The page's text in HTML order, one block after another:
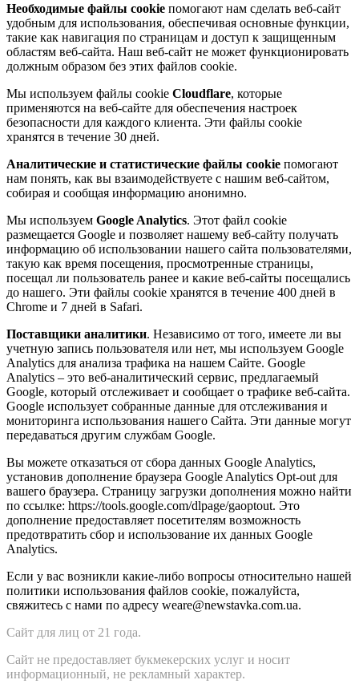
Необходимые файлы cookie помогают нам сделать веб-сайт
удобным для использования, обеспечивая основные функции,
такие как навигация по страницам и доступ к защищенным
областям веб-сайта. Наш веб-сайт не может функционировать
должным образом без этих файлов cookie.
Мы используем файлы cookie Cloudflare, которые
применяются на веб-сайте для обеспечения настроек
безопасности для каждого клиента. Эти файлы cookie
хранятся в течение 30 дней.
Аналитические и статистические файлы cookie помогают
нам понять, как вы взаимодействуете с нашим веб-сайтом,
собирая и сообщая информацию анонимно.
Мы используем Google Analytics. Этот файл cookie
размещается Google и позволяет нашему веб-сайту получать
информацию об использовании нашего сайта пользователями,
такую как время посещения, просмотренные страницы,
посещал ли пользователь ранее и какие веб-сайты посещались
до нашего. Эти файлы cookie хранятся в течение 400 дней в
Chrome и 7 дней в Safari.
Поставщики аналитики. Независимо от того, имеете ли вы
учетную запись пользователя или нет, мы используем Google
Analytics для анализа трафика на нашем Сайте. Google
Analytics – это веб-аналитический сервис, предлагаемый
Google, который отслеживает и сообщает о трафике веб-сайта.
Google использует собранные данные для отслеживания и
мониторинга использования нашего Сайта. Эти данные могут
передаваться другим службам Google.
Вы можете отказаться от сбора данных Google Analytics,
установив дополнение браузера Google Analytics Opt-out для
вашего браузера. Страницу загрузки дополнения можно найти
по ссылке: https://tools.google.com/dlpage/gaoptout. Это
дополнение предоставляет посетителям возможность
предотвратить сбор и использование их данных Google
Analytics.
Если у вас возникли какие-либо вопросы относительно нашей
политики использования файлов cookie, пожалуйста,
свяжитесь с нами по адресу weare@newstavka.com.ua.
Сайт для лиц от 21 года.
Сайт не предоставляет букмекерских услуг и носит
информационный, не рекламный характер.